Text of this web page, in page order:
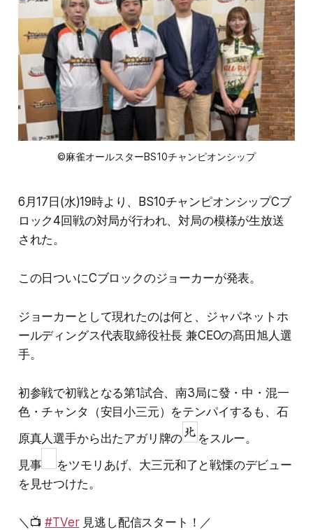
©麻雀オールスターBS10チャンピオンシップ
6月17日(水)19時より、BS10チャンピオンシップCブ
ロック4回戦の対局が行われ、対局の模様が生放送
された。
この日ついにCブロックのジョーカーが発表。
ジョーカーとして現れたのは何と、ジャパネットホ
ールディングス代表取締役社長 兼CEOの髙田旭人選
手。
初参戦で初戦となる第1試合、南3局に發・中・混一
色・チャンタ（安目小三元）をテンパイするも、石
原真人選手から出たアガリ牌の
をスルー。
見事
をツモリあげ、大三元和了と戦慄のデビュー
を見せつけた。
＼📺#TVer見逃し配信スタート！／